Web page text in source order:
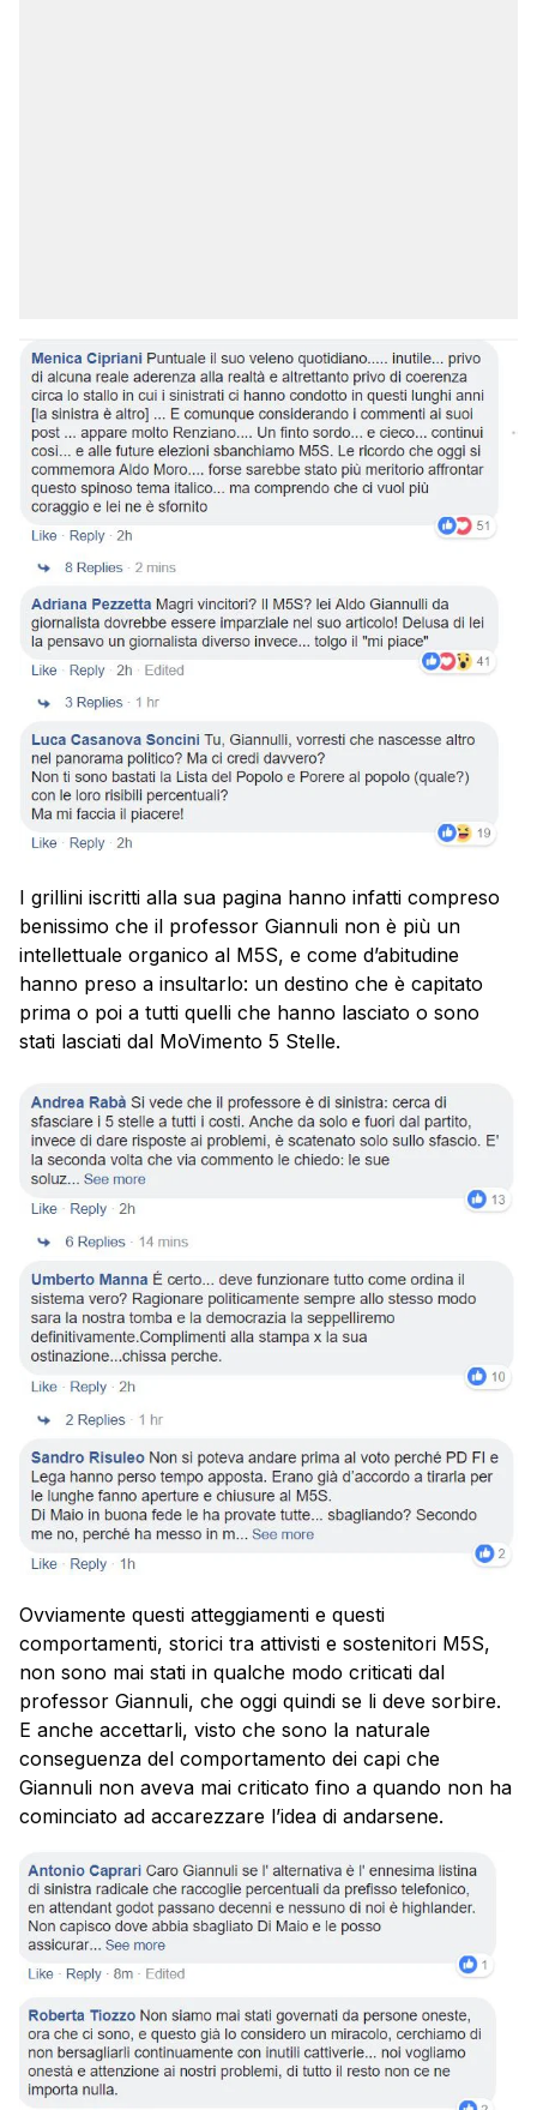
I grillini iscritti alla sua pagina hanno infatti compreso
benissimo che il professor Giannuli non è più un
intellettuale organico al M5S, e come d’abitudine
hanno preso a insultarlo: un destino che è capitato
prima o poi a tutti quelli che hanno lasciato o sono
stati lasciati dal MoVimento 5 Stelle.
Ovviamente questi atteggiamenti e questi
comportamenti, storici tra attivisti e sostenitori M5S,
non sono mai stati in qualche modo criticati dal
professor Giannuli, che oggi quindi se li deve sorbire.
E anche accettarli, visto che sono la naturale
conseguenza del comportamento dei capi che
Giannuli non aveva mai criticato fino a quando non ha
cominciato ad accarezzare l’idea di andarsene.